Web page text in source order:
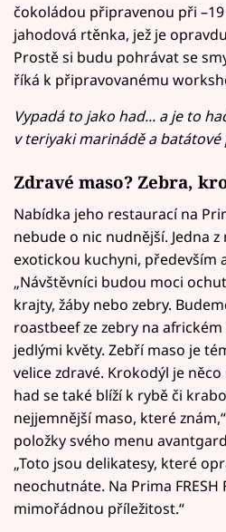
čokoládou připravenou při
jahodová rtěnka, jež je
Prostě si budu pohrávat se
říká k připravovanému
Vypadá to jako had... a je to
v teriyaki marinádě a batátové
Zdravé maso? Zebra,
Nabídka jeho restaurací na
nebude o nic nudnější. Jedna
exotickou kuchyni, především
„Návštěvníci budou moci
krajty, žáby nebo zebry.
roastbeef ze zebry na
jedlými květy. Zebří maso je
velice zdravé. Krokodýl je
had se také blíží k rybě či
nejjemnější maso, které
položky svého menu
„Toto jsou delikatesy, které
neochutnáte. Na Prima
mimořádnou příležitost.“